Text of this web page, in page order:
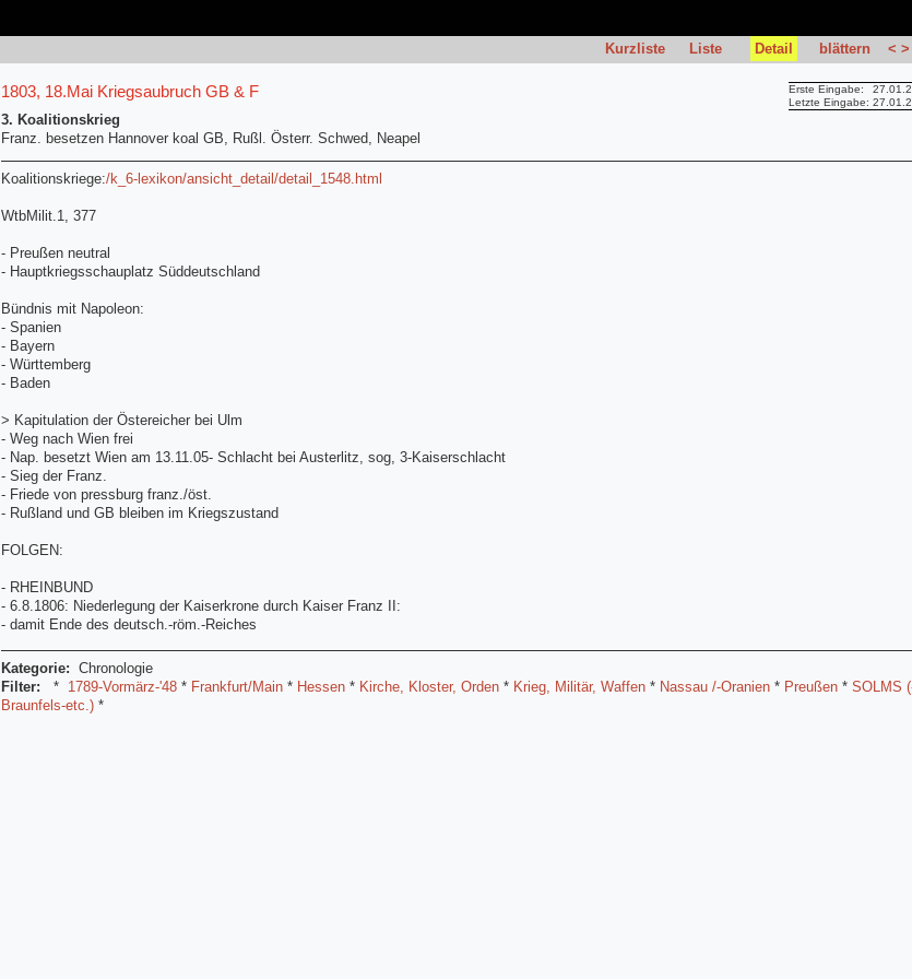
Kurzliste Liste Detail blättern < >
Erste Eingabe:
Letzte Eingabe:
1803, 18.Mai Kriegsaubruch GB & F
3. Koalitionskrieg
Franz. besetzen Hannover koal GB, Rußl. Österr. Schwed, Neapel
Koalitionskriege:/k_6-lexikon/ansicht_detail/detail_1548.html
WtbMilit.1, 377
- Preußen neutral
- Hauptkriegsschauplatz Süddeutschland
Bündnis mit Napoleon:
- Spanien
- Bayern
- Württemberg
- Baden
> Kapitulation der Östereicher bei Ulm
- Weg nach Wien frei
- Nap. besetzt Wien am 13.11.05- Schlacht bei Austerlitz, sog, 3-Kaiserschlacht
- Sieg der Franz.
- Friede von pressburg franz./öst.
- Rußland und GB bleiben im Kriegszustand
FOLGEN:
- RHEINBUND
- 6.8.1806: Niederlegung der Kaiserkrone durch Kaiser Franz II:
- damit Ende des deutsch.-röm.-Reiches
Kategorie: Chronologie
Filter:
* 1789-Vormärz-'48 * Frankfurt/Main * Hessen * Kirche, Kloster, Orden * Krieg, Militär, Waffen * Nassau /-Oranien * Preußen * SOLMS
Braunfels-etc.) *